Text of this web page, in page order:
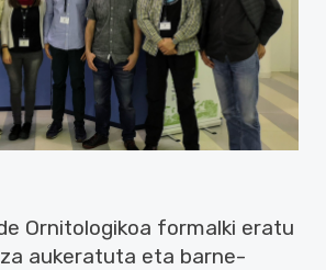
Ornitologikoa formalki eratu
aukeratuta eta barne-